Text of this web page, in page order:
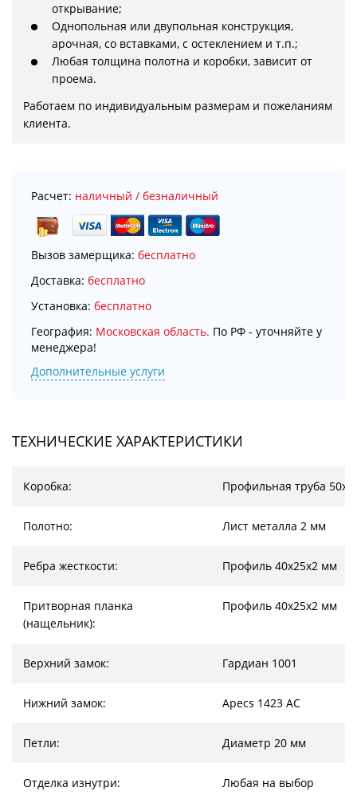
открывание;
Однопольная или двупольная конструкция,
арочная, со вставками, с остеклением и т.п.;
Любая толщина полотна и коробки, зависит от
проема.
Работаем по индивидуальным размерам и пожеланиям
клиента.
Расчет: наличный / безналичный
Вызов замерщика: бесплатно
Доставка: бесплатно
Установка: бесплатно
География: Московская область. По РФ - уточняйте у
менеджера!
Дополнительные услуги
ТЕХНИЧЕСКИЕ ХАРАКТЕРИСТИКИ
Коробка: Профильная труба
Полотно: Лист металла 2 мм
Ребра жесткости: Профиль 40х25х2 мм
Притворная планка
(нащельник):
Профиль 40х25х2 мм
Верхний замок: Гардиан 1001
Нижний замок: Apecs 1423 AC
Петли: Диаметр 20 мм
Отделка изнутри: Любая на выбор